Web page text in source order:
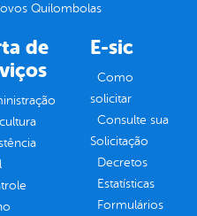
Quilombolas
de
E-sic
Como
solicitar
Consulte sua
Solicitação
Decretos
Estatísticas
Formulários